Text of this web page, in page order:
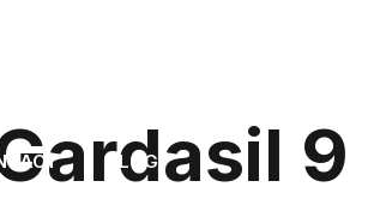
BLOG 9